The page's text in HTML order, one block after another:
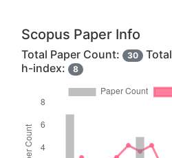
Scopus Paper Info
Total Paper Count: 30
h-index: 8